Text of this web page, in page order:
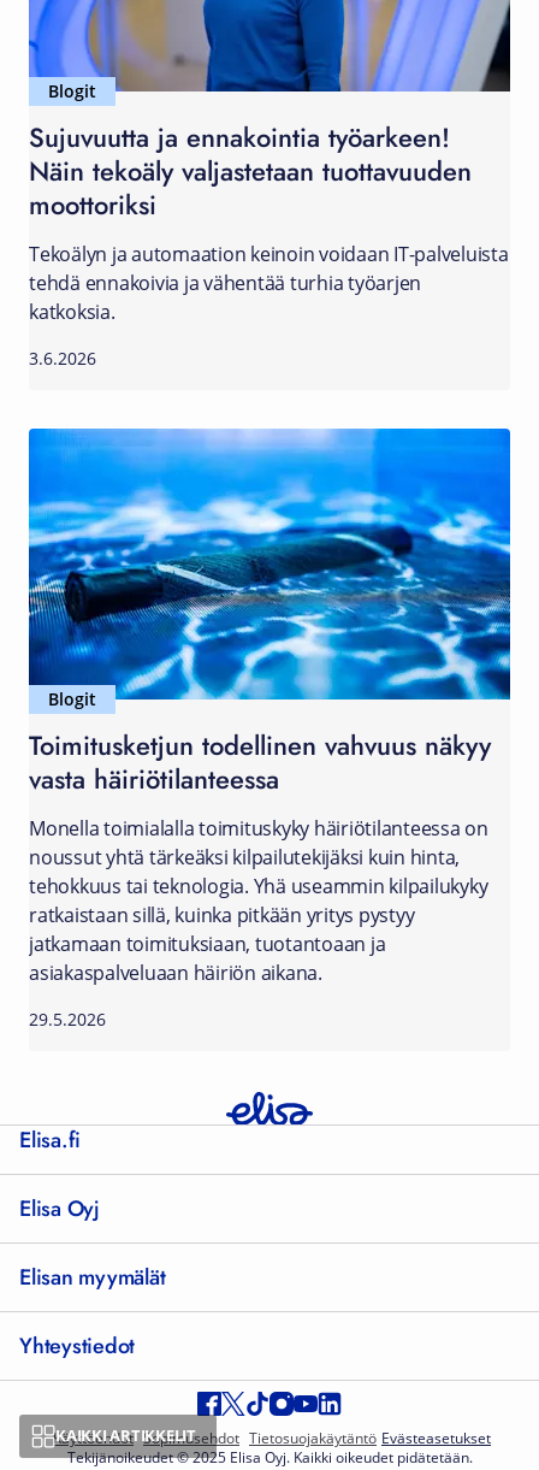
KAIKKI ARTIKKELIT
Blogit
Sujuvuutta ja ennakointia työarkeen!
Näin tekoäly valjastetaan tuottavuuden
moottoriksi
Tekoälyn ja automaation keinoin voidaan IT-palveluista
tehdä ennakoivia ja vähentää turhia työarjen
katkoksia.
3.6.2026
Blogit
Toimitusketjun todellinen vahvuus näkyy
vasta häiriötilanteessa
Monella toimialalla toimituskyky häiriötilanteessa on
noussut yhtä tärkeäksi kilpailutekijäksi kuin hinta,
tehokkuus tai teknologia. Yhä useammin kilpailukyky
ratkaistaan sillä, kuinka pitkään yritys pystyy
jatkamaan toimituksiaan, tuotantoaan ja
asiakaspalveluaan häiriön aikana.
29.5.2026
Elisa.fi
Elisa Oyj
Elisan myymälät
Yhteystiedot
Käyttöehdot Sopimusehdot Tietosuojakäytäntö Evästeasetukset
Tekijänoikeudet © 2025 Elisa Oyj. Kaikki oikeudet pidätetään.